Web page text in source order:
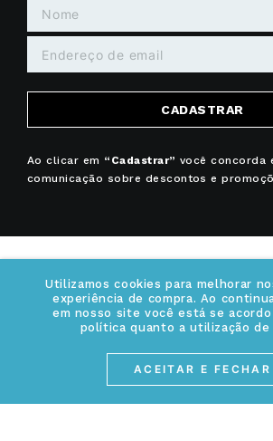
Utilizamos cookies para melhorar
experiência de compra. Ao
em nosso site você está se acordo
política quanto a utilização de
ACEITAR E FECHAR
CADASTRAR
Ao clicar em “Cadastrar” você concorda
comunicação sobre descontos e
INSTITUCIONAL
INFORMAÇÕES